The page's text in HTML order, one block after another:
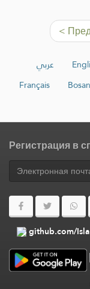
<
عربي
Français
Регистрация в
github.com/